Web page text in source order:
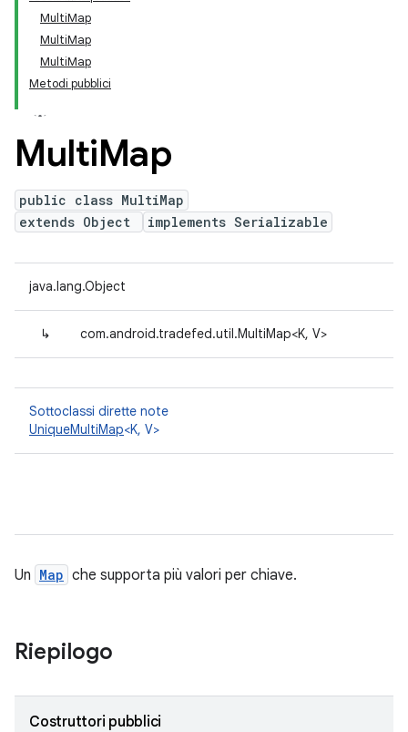
MultiMap
MultiMap
MultiMap
Metodi pubblici
MultiMap
public class MultiMap
extends Object
implements Serializable
java.lang.Object
↳ com.android.tradefed.util.MultiMap<K, V>
Sottoclassi dirette note
UniqueMultiMap<K, V>
Un Map che supporta più valori per chiave.
Riepilogo
Costruttori pubblici